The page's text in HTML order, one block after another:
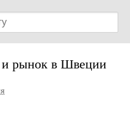
и рынок в Швеции